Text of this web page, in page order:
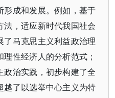
形成和发展。例如，基于
法，适应新时代我国社会
了马克思主义利益政治理
性经济人的分析范式；
政治实践，初步构建了全
越了以选举中心主义为特